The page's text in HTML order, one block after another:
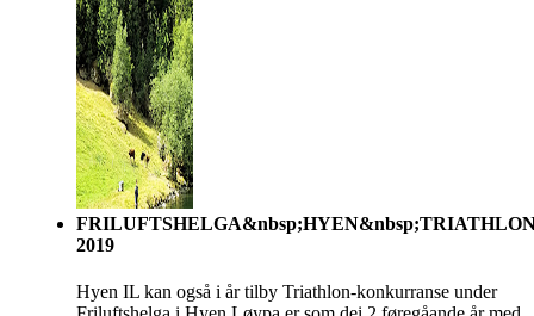
2019
Hyen IL kan også i år tilby Triathlon-konkurranse under